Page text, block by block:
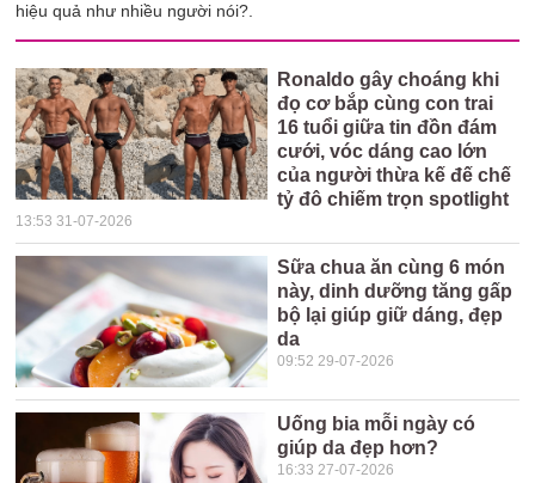
hiệu quả như nhiều người nói?.
Ronaldo gây choáng khi
đọ cơ bắp cùng con trai
16 tuổi giữa tin đồn đám
cưới, vóc dáng cao lớn
của người thừa kế đế chế
tỷ đô chiếm trọn spotlight
13:53 31-07-2026
Sữa chua ăn cùng 6 món
này, dinh dưỡng tăng gấp
bộ lại giúp giữ dáng, đẹp
da
09:52 29-07-2026
Uống bia mỗi ngày có
giúp da đẹp hơn?
16:33 27-07-2026